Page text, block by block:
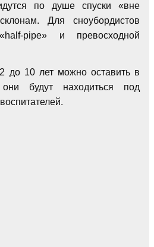
по душе спуски «вне
Для сноубордистов
pipe» и превосходной
до 10 лет можно оставить в
будут находиться под